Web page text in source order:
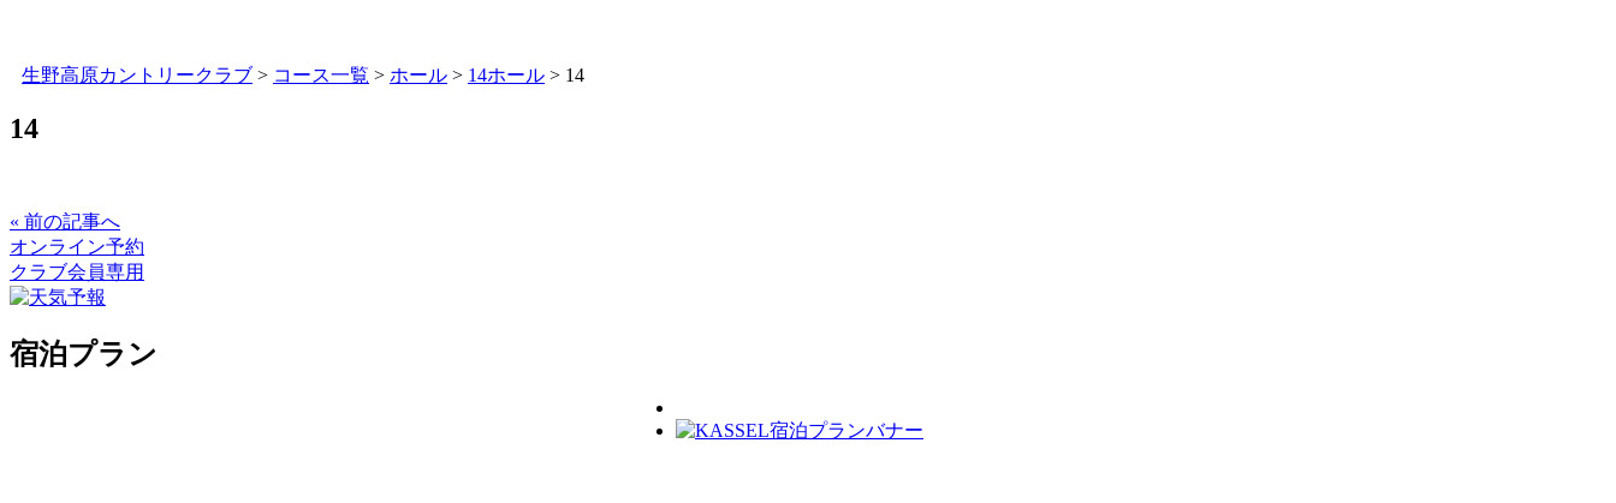
生野高原カントリークラブ > コース一覧 > ホール > 14ホール > 14
14
« 前の記事へ
オンライン予約
クラブ会員専用
宿泊プラン